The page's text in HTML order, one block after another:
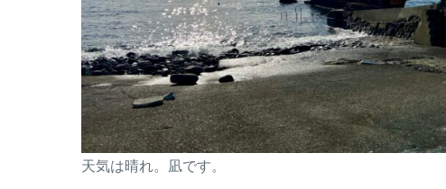
天気は晴れ。凪です。